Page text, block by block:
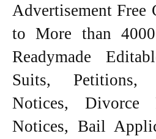
Advertisement Free
to More than
Readymade
Suits, Petitions,
Notices, Divorce
Notices, Bail